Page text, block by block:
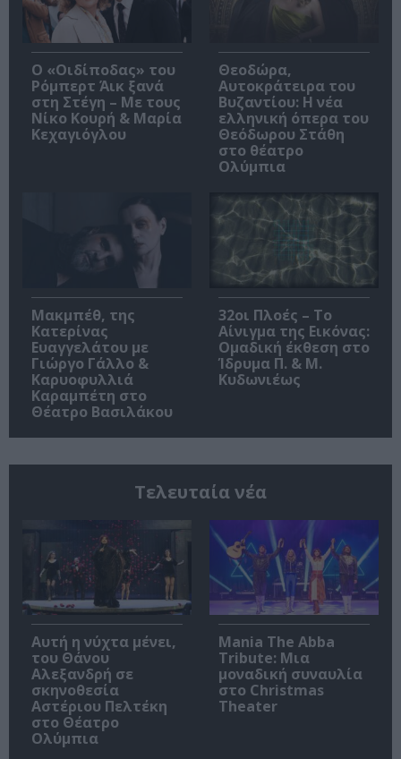
O «Οιδίποδας» του
Ρόμπερτ Άικ ξανά
στη Στέγη – Με τους
Νίκο Κουρή & Μαρία
Κεχαγιόγλου
Θεοδώρα,
Αυτοκράτειρα του
Βυζαντίου: Η νέα
ελληνική όπερα του
Θεόδωρου Στάθη
στο θέατρο
Ολύμπια
Μακμπέθ, της
Κατερίνας
Ευαγγελάτου με
Γιώργο Γάλλο &
Καρυοφυλλιά
Καραμπέτη στο
Θέατρο Βασιλάκου
32οι Πλοές – Το
Αίνιγμα της Εικόνας:
Ομαδική έκθεση στο
Ίδρυμα Π. & Μ.
Κυδωνιέως
Τελευταία νέα
Αυτή η νύχτα μένει,
του Θάνου
Αλεξανδρή σε
σκηνοθεσία
Αστέριου Πελτέκη
στο Θέατρο
Ολύμπια
Mania The Abba
Tribute: Μια
μοναδική συναυλία
στο Christmas
Theater